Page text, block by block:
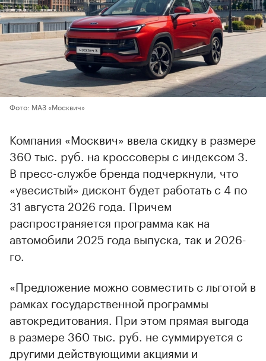
Фото: МАЗ «Москвич»
Компания «Москвич» ввела скидку в размере
360 тыс. руб. на кроссоверы с индексом 3.
В пресс-службе бренда подчеркнули, что
«увесистый» дисконт будет работать с 4 по
31 августа 2026 года. Причем
распространяется программа как на
автомобили 2025 года выпуска, так и 2026-
го.
«Предложение можно совместить с льготой в
рамках государственной программы
автокредитования. При этом прямая выгода
в размере 360 тыс. руб. не суммируется с
другими действующими акциями и